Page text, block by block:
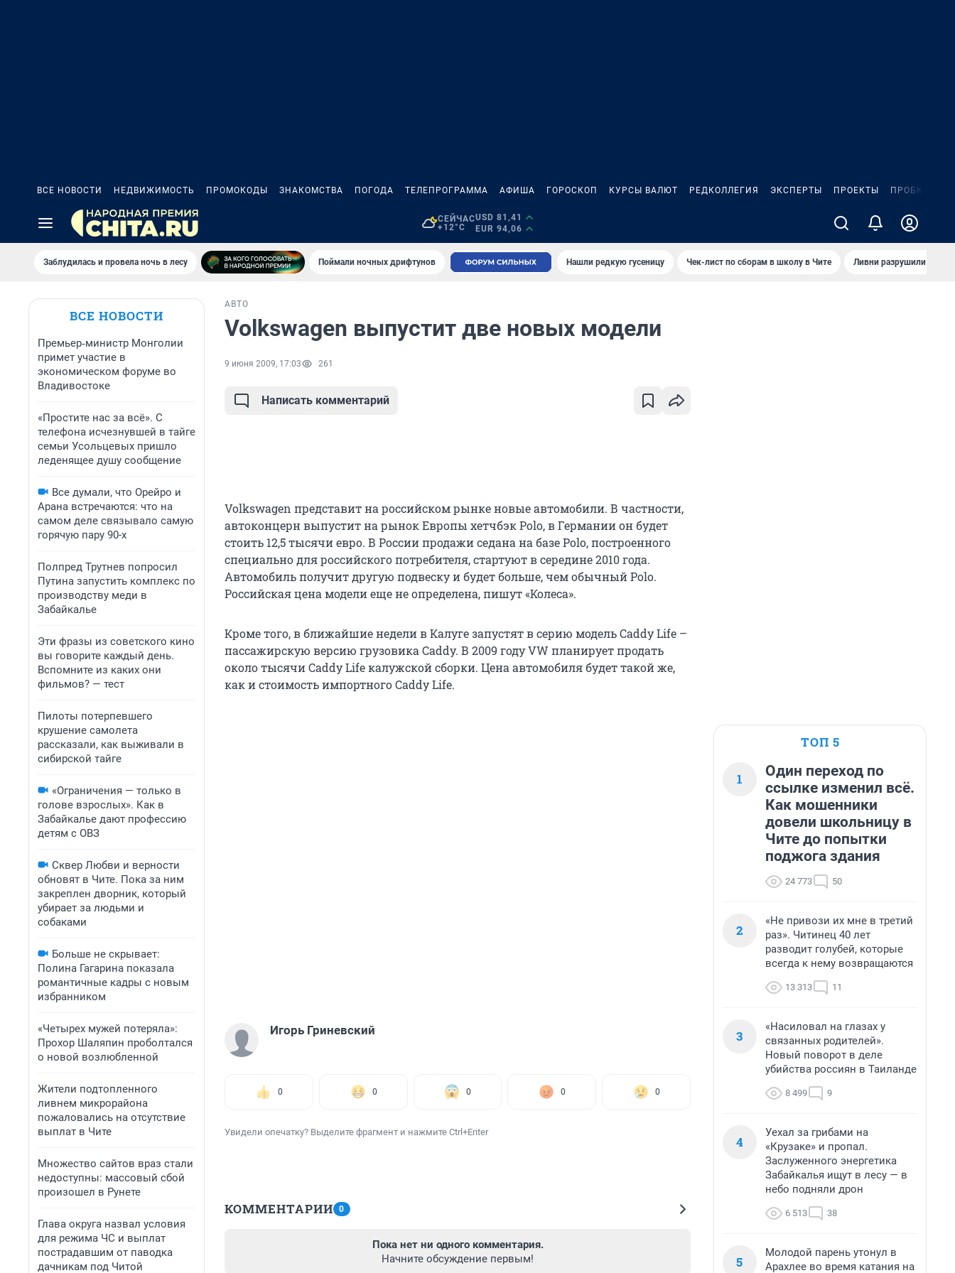
ВСЕ НОВОСТИ НЕДВИЖИМОСТЬ ПРОМОКОДЫ ЗНАКОМСТВА ПОГОДА ТЕЛЕПРОГРАММА АФИША ГОРОСКОП КУРСЫ ВАЛЮТ РЕДКОЛЛЕГИЯ ЭКСПЕРТЫ ПРОЕКТЫ ПРОБКИ
СЕЙЧАС
+12°C
USD 81,41
EUR 94,06
Заблудилась и провела ночь в лесу Поймали ночных дрифтунов Нашли редкую гусеницу Чек-лист по сборам в школу в Чите Ливни разрушили
ВСЕ НОВОСТИ
Премьер‑министр Монголии
примет участие в
экономическом форуме во
Владивостоке
«Простите нас за всё». С
телефона исчезнувшей в тайге
семьи Усольцевых пришло
леденящее душу сообщение
Все думали, что Орейро и
Арана встречаются: что на
самом деле связывало самую
горячую пару 90-х
Полпред Трутнев попросил
Путина запустить комплекс по
производству меди в
Забайкалье
Эти фразы из советского кино
вы говорите каждый день.
Вспомните из каких они
фильмов? — тест
Пилоты потерпевшего
крушение самолета
рассказали, как выживали в
сибирской тайге
«Ограничения — только в
голове взрослых». Как в
Забайкалье дают профессию
детям с ОВЗ
Сквер Любви и верности
обновят в Чите. Пока за ним
закреплен дворник, который
убирает за людьми и
собаками
Больше не скрывает:
Полина Гагарина показала
романтичные кадры с новым
избранником
«Четырех мужей потеряла»:
Прохор Шаляпин проболтался
о новой возлюбленной
Жители подтопленного
ливнем микрорайона
пожаловались на отсутствие
выплат в Чите
Множество сайтов враз стали
недоступны: массовый сбой
произошел в Рунете
Глава округа назвал условия
для режима ЧС и выплат
пострадавшим от паводка
дачникам под Читой
АВТО
Volkswagen выпустит две новых модели
9 июня 2009, 17:03 261
Написать комментарий
Volkswagen представит на российском рынке новые автомобили. В частности,
автоконцерн выпустит на рынок Европы хетчбэк Polo, в Германии он будет
стоить 12,5 тысячи евро. В России продажи седана на базе Polo, построенного
специально для российского потребителя, стартуют в середине 2010 года.
Автомобиль получит другую подвеску и будет больше, чем обычный Polo.
Российская цена модели еще не определена, пишут «Колеса».
Кроме того, в ближайшие недели в Калуге запустят в серию модель Caddy Life –
пассажирскую версию грузовика Caddy. В 2009 году VW планирует продать
около тысячи Caddy Life калужской сборки. Цена автомобиля будет такой же,
как и стоимость импортного Caddy Life.
Игорь Гриневский
0 0 0 0 0
Увидели опечатку? Выделите фрагмент и нажмите Ctrl+Enter
КОММЕНТАРИИ 0
Пока нет ни одного комментария.
Начните обсуждение первым!
ТОП 5
1
Один переход по
ссылке изменил всё.
Как мошенники
довели школьницу в
Чите до попытки
поджога здания
24 773 50
2
«Не привози их мне в третий
раз». Читинец 40 лет
разводит голубей, которые
всегда к нему возвращаются
13 313 11
3
«Насиловал на глазах у
связанных родителей».
Новый поворот в деле
убийства россиян в Таиланде
8 499 9
4
Уехал за грибами на
«Крузаке» и пропал.
Заслуженного энергетика
Забайкалья ищут в лесу — в
небо подняли дрон
6 513 38
5
Молодой парень утонул в
Арахлее во время катания на